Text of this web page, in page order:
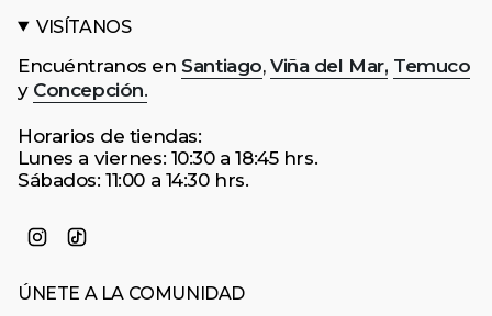
VISÍTANOS
Encuéntranos en Santiago, Viña del Mar, Temuco
y Concepción.
Horarios de tiendas:
Lunes a viernes: 10:30 a 18:45 hrs.
Sábados: 11:00 a 14:30 hrs.
Instagram
ÚNETE A LA COMUNIDAD